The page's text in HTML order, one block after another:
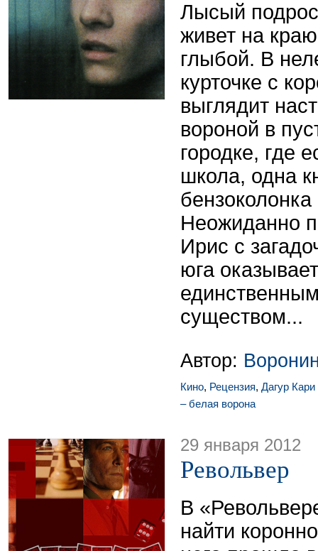
Лысый
живет на
глыбой. В
курточке с
выглядит
вороной в
городке, где
школа, одна
Неожиданно
Ирис с
юга
существом...
Автор:
Кино, Рецензия, Дагур
– белая ворона
29 января 2012
Револьвер
В
найти